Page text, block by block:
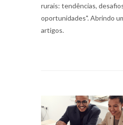
rurais: tendências,
oportunidades". Abrindo
artigos.